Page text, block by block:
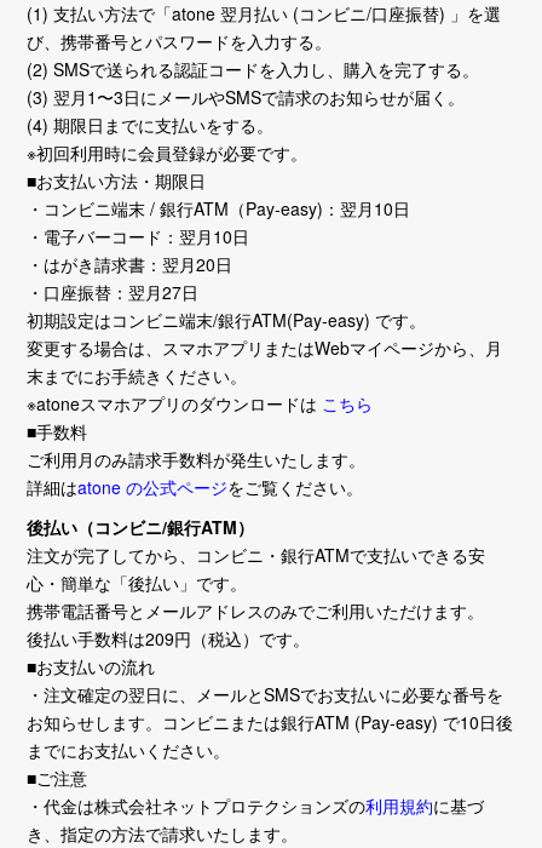
(1) 支払い方法で「atone 翌月払い (コンビニ/口座振替) 」を選
び、携帯番号とパスワードを入力する。
(2) SMSで送られる認証コードを入力し、購入を完了する。
(3) 翌月1〜3日にメールやSMSで請求のお知らせが届く。
(4) 期限日までに支払いをする。
※初回利用時に会員登録が必要です。
■お支払い方法・期限日
・コンビニ端末 / 銀行ATM（Pay-easy)：翌月10日
・電子バーコード：翌月10日
・はがき請求書：翌月20日
・口座振替：翌月27日
初期設定はコンビニ端末/銀行ATM(Pay-easy) です。
変更する場合は、スマホアプリまたはWebマイページから、月
末までにお手続きください。
※atoneスマホアプリのダウンロードは こちら
■手数料
ご利用月のみ請求手数料が発生いたします。
詳細はatone の公式ページをご覧ください。
後払い（コンビニ/銀行ATM）
注文が完了してから、コンビニ・銀行ATMで支払いできる安
心・簡単な「後払い」です。
携帯電話番号とメールアドレスのみでご利用いただけます。
後払い手数料は209円（税込）です。
■お支払いの流れ
・注文確定の翌日に、メールとSMSでお支払いに必要な番号を
お知らせします。コンビニまたは銀行ATM (Pay-easy) で10日後
までにお支払いください。
■ご注意
・代金は株式会社ネットプロテクションズの利用規約に基づ
き、指定の方法で請求いたします。